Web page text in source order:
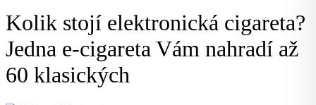
Kolik stojí elektronická cigareta?
Jedna e-cigareta Vám nahradí až
60 klasických